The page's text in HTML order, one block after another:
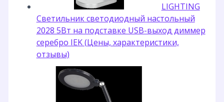
LIGHTING
Светильник светодиодный настольный
2028 5Вт на подставке USB-выход диммер
серебро IEK (Цены, характеристики,
отзывы)